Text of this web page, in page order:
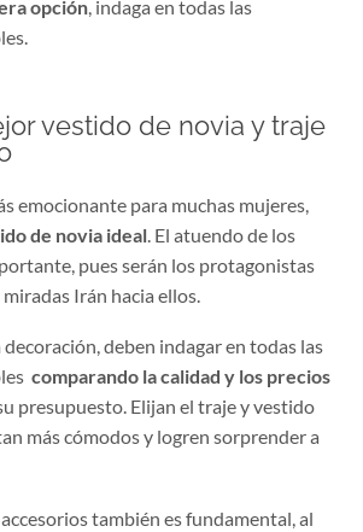
vestido de novia y traje
emocionante para muchas mujeres,
de novia ideal. El atuendo de los
pues serán los protagonistas
Irán hacia ellos.
decoración, deben indagar en todas las
comparando la calidad y los precios
presupuesto. Elijan el traje y vestido
más cómodos y logren sorprender a
también es fundamental, al